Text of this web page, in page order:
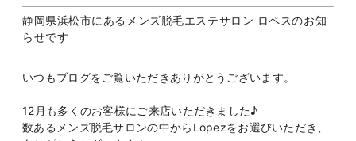
静岡県浜松市にあるメンズ脱毛エステサロン ロペスのお知
らせです
いつもブログをご覧いただきありがとうございます。
12月も多くのお客様にご来店いただきました♪
数あるメンズ脱毛サロンの中からLopezをお選びいただき、